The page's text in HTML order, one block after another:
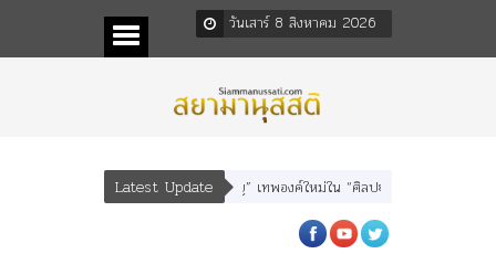
วันเสาร์ 8 สิงหาคม 2026
Latest Update
รุณเทพบุตร” และ “เทพีรัฐธรรมนูญ” เทพองค์ใหม่ใน “ศิลปะคณะราษฎร”